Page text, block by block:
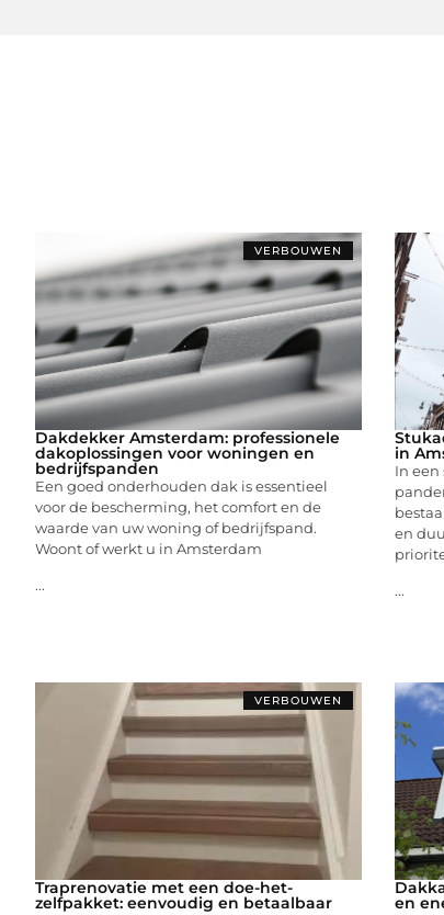
VERBOUWEN
Dakdekker Amsterdam: professionele
dakoplossingen voor woningen en
bedrijfspanden
Een goed onderhouden dak is essentieel
voor de bescherming, het comfort en de
waarde van uw woning of bedrijfspand.
Woont of werkt u in Amsterdam
...
in
In een
en
...
VERBOUWEN
Traprenovatie met een doe-het-
zelfpakket: eenvoudig en betaalbaar en